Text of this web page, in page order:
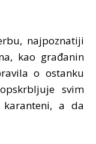
najpoznatiji
kao građanin
o ostanku
svim
a da